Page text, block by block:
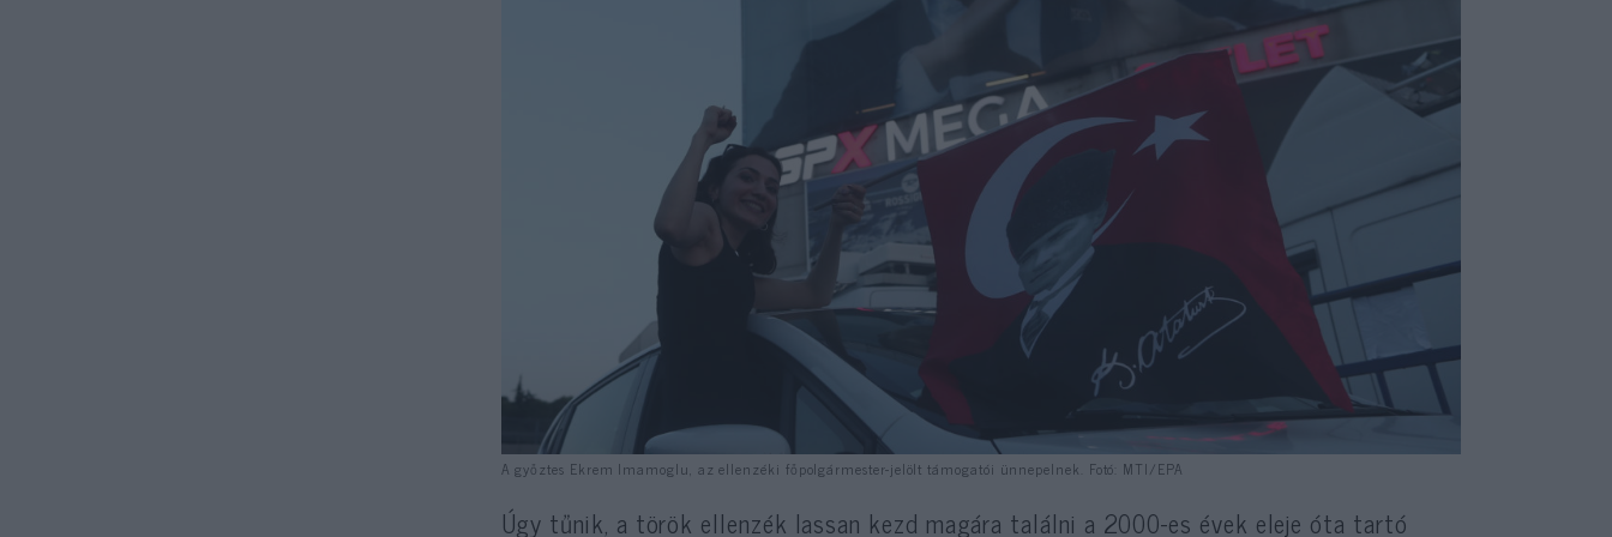
A győztes Ekrem Imamoglu, az ellenzéki főpolgármester-jelölt támogatói ünnepelnek. Fotó: MTI/EPA
Úgy tűnik, a török ellenzék lassan kezd magára találni a 2000-es évek eleje óta tartó